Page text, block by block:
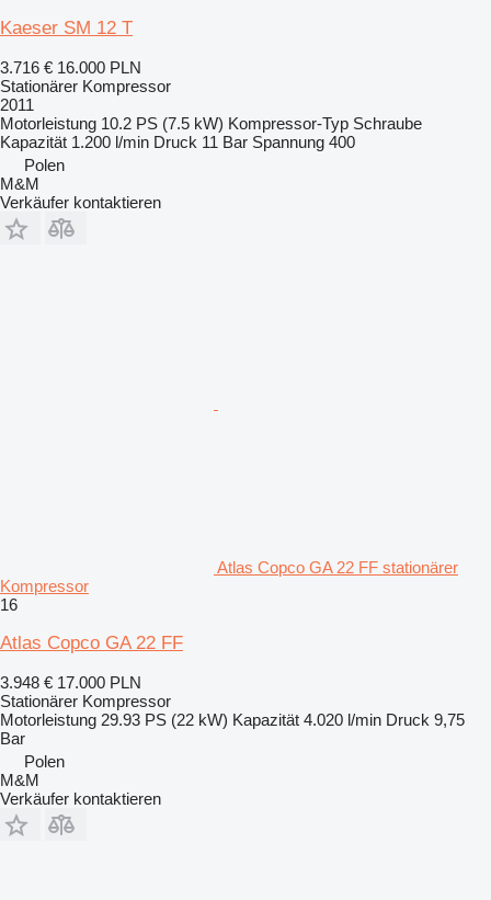
Kaeser SM 12 T
3.716 € 16.000 PLN
Stationärer Kompressor
2011
Motorleistung 10.2 PS (7.5 kW) Kompressor-Typ Schraube
Kapazität 1.200 l/min Druck 11 Bar Spannung 400
Polen
M&M
Verkäufer kontaktieren
Atlas Copco GA 22 FF stationärer
Kompressor
16
Atlas Copco GA 22 FF
3.948 € 17.000 PLN
Stationärer Kompressor
Motorleistung 29.93 PS (22 kW) Kapazität 4.020 l/min Druck 9,75
Bar
Polen
M&M
Verkäufer kontaktieren